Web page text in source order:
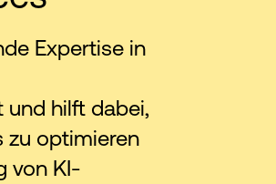
Expertise in
und hilft dabei,
zu optimieren
von KI-